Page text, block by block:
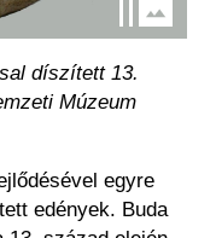
díszített 13.
Múzeum
egyre
edények. Buda